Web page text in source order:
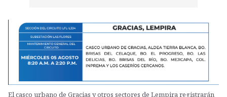
El casco urbano de Gracias y otros sectores de Lempira registrarán